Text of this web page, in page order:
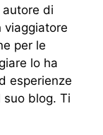
di
viaggiatore
per le
lo ha
esperienze
blog. Ti